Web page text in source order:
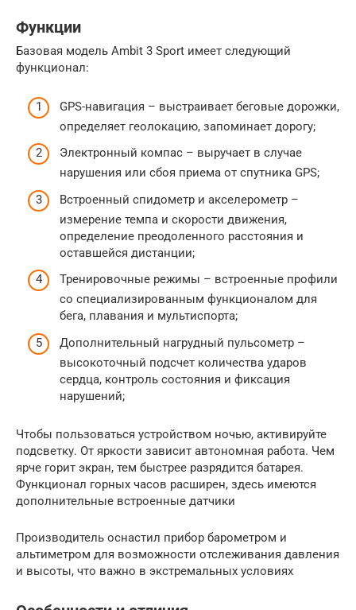
Функции
Базовая модель Ambit 3 Sport имеет следующий
функционал:
GPS-навигация – выстраивает беговые дорожки,
определяет геолокацию, запоминает дорогу;
Электронный компас – выручает в случае
нарушения или сбоя приема от спутника GPS;
Встроенный спидометр и акселерометр –
измерение темпа и скорости движения,
определение преодоленного расстояния и
оставшейся дистанции;
Тренировочные режимы – встроенные профили
со специализированным функционалом для
бега, плавания и мультиспорта;
Дополнительный нагрудный пульсометр –
высокоточный подсчет количества ударов
сердца, контроль состояния и фиксация
нарушений;
Чтобы пользоваться устройством ночью, активируйте
подсветку. От яркости зависит автономная работа. Чем
ярче горит экран, тем быстрее разрядится батарея.
Функционал горных часов расширен, здесь имеются
дополнительные встроенные датчики
Производитель оснастил прибор барометром и
альтиметром для возможности отслеживания давления
и высоты, что важно в экстремальных условиях